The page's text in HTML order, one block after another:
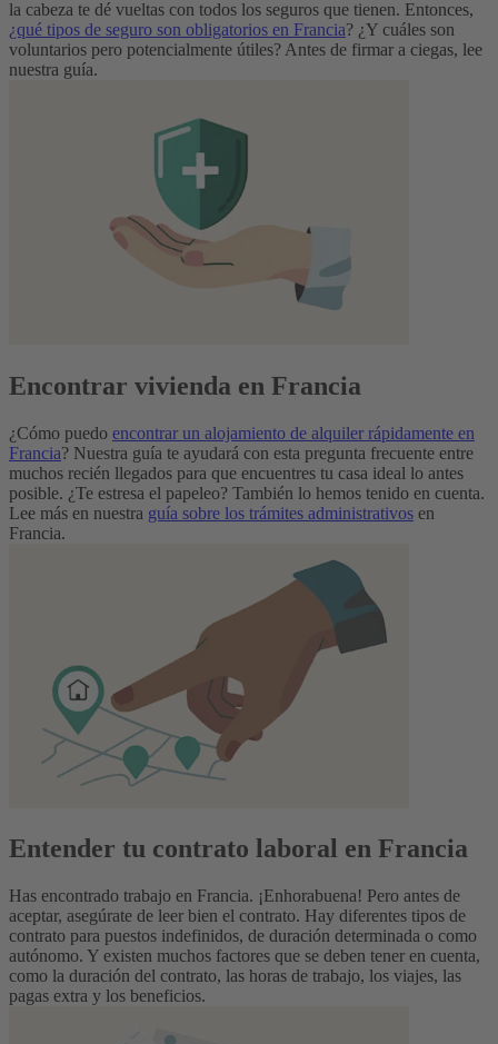
la cabeza te dé vueltas con todos los seguros que tienen. Entonces,
¿qué tipos de seguro son obligatorios en Francia? ¿Y cuáles son
voluntarios pero potencialmente útiles? Antes de firmar a ciegas, lee
nuestra guía.
Encontrar vivienda en Francia
¿Cómo puedo encontrar un alojamiento de alquiler rápidamente en
Francia? Nuestra guía te ayudará con esta pregunta frecuente entre
muchos recién llegados para que encuentres tu casa ideal lo antes
posible. ¿Te estresa el papeleo? También lo hemos tenido en cuenta.
Lee más en nuestra guía sobre los trámites administrativos en
Francia.
Entender tu contrato laboral en Francia
Has encontrado trabajo en Francia. ¡Enhorabuena! Pero antes de
aceptar, asegúrate de leer bien el contrato. Hay diferentes tipos de
contrato para puestos indefinidos, de duración determinada o como
autónomo. Y existen muchos factores que se deben tener en cuenta,
como la duración del contrato, las horas de trabajo, los viajes, las
pagas extra y los beneficios.